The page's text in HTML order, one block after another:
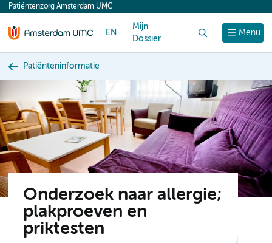
content
Menu
Patiëntenzorg Amsterdam UMC
EN
Mijn
Dossier
Patiënteninformatie
Onderzoek naar allergie;
plakproeven en
priktesten